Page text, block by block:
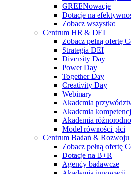
GREENowacje
Dotacje na
Zobacz wszystko
Centrum HR & DEI
Zobacz pełną ofertę
Strategia DEI
Diversity Day
Power Day
Together Day
Creativity Day
Webinary
Akademia
Akademia
Akademia
Model równości płci
Centrum Badań & Rozwoju
Zobacz pełną ofertę
Dotacje na B+R
Agendy badawcze